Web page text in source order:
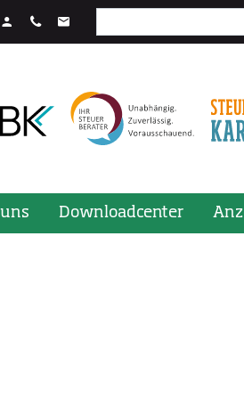
STRG + Enter.
Downloadcenter